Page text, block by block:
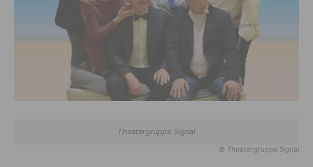
Theatergruppe Signal
© Theatergruppe Signal